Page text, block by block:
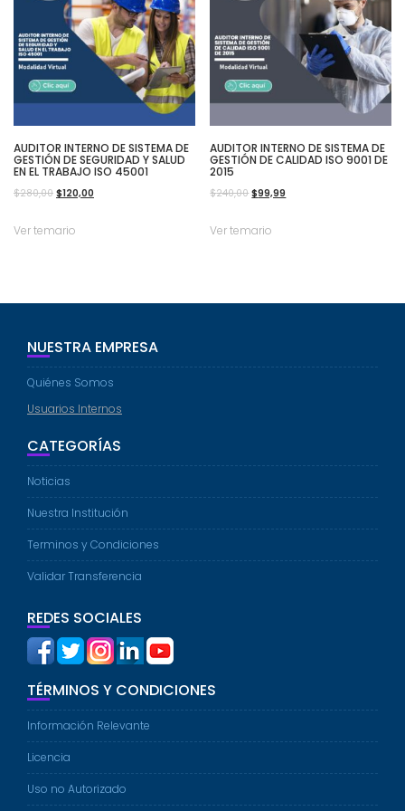
AUDITOR INTERNO DE SISTEMA DE
GESTIÓN DE SEGURIDAD Y SALUD
EN EL TRABAJO ISO 45001
$280,00 El
original
$120,00
Ver temario
AUDITOR INTERNO DE SISTEMA DE
GESTIÓN DE CALIDAD ISO 9001 DE
2015
$240,00 El
original
$99,99
Ver temario
NUESTRA EMPRESA
Quiénes Somos
Usuarios Internos
CATEGORÍAS
Noticias
Nuestra Institución
Terminos y Condiciones
Validar Transferencia
REDES SOCIALES
TÉRMINOS Y CONDICIONES
Información Relevante
Licencia
Uso no Autorizado